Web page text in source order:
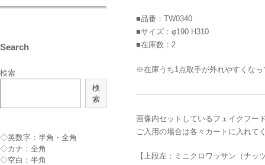
■品番：TW0340
■サイズ：φ190 H310
■在庫数：2
※在庫うち1点取手が外れやすくな
画像内セットしているフェイクフー
ご入用の場合は各々カートに入れて
【上段左：ミニクロワッサン（ナッ
Search
検索
検
索
◇英数字：半角・全角
◇カナ：全角
◇空白：半角